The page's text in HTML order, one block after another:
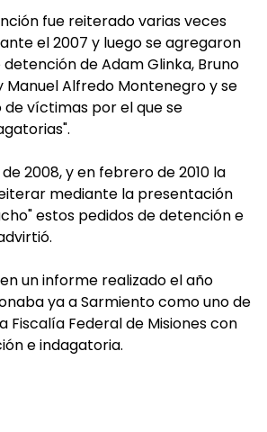
fue reiterado varias veces
el 2007 y luego se agregaron
de Adam Glinka, Bruno
Manuel Alfredo Montenegro y se
víctimas por el que se
2008, y en febrero de 2010 la
mediante la presentación
estos pedidos de detención e
un informe realizado el año
ya a Sarmiento como uno de
Fiscalía Federal de Misiones con
e indagatoria.